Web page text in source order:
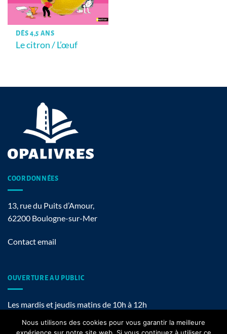
DÈS 4,5 ANS
Le citron / L’œuf
COORDONNÉES
13, rue du Puits d’Amour,
62200 Boulogne-sur-Mer
Contact email
OUVERTURE AU PUBLIC
Les mardis et jeudis matins de 10h à 12h
Nous utilisons des cookies pour vous garantir la meilleure